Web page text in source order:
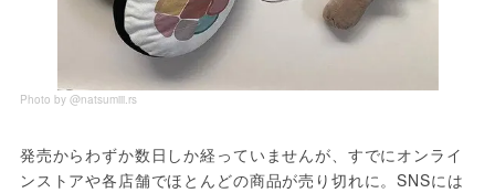
Photo by @natsumiii.rs
発売からわずか数日しか経っていませんが、すでにオンライ
ンストアや各店舗でほとんどの商品が売り切れに。SNSには